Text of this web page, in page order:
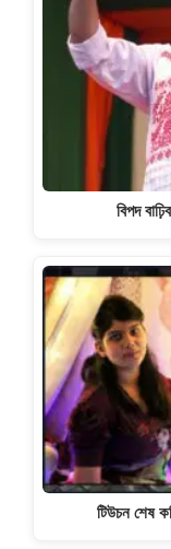
বিপদ
টিউচন শেষ